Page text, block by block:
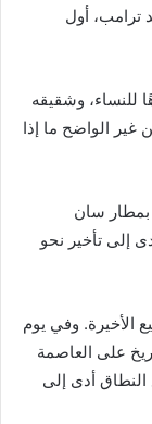
ترامب، أول
للنساء، وشقيقه
الواضح ما إذا
بمطار سان
إلى تأخير نحو
الأخيرة. وفي يوم
على العاصمة
أدى إلى